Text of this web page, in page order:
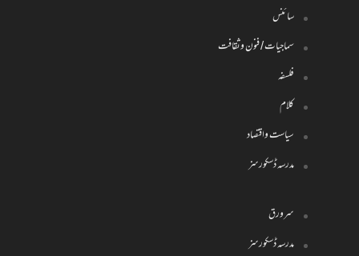
سائنس
سماجیات / فنون وثقافت
فلسفہ
کلام
سیاست واقتصاد
مدرسہ ڈسکورسز
سرورق
مدرسہ ڈسکورسز